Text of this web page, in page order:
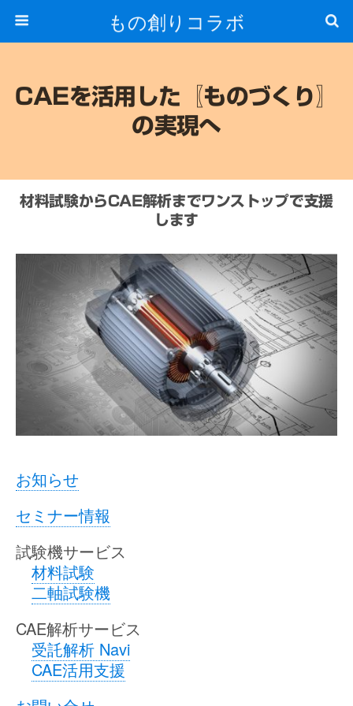
もの創りコラボ
CAEを活用した〖ものづくり〗
の実現へ
材料試験からCAE解析までワンストップで支援
します
お知らせ
セミナー情報
試験機サービス
材料試験
二軸試験機
CAE解析サービス
受託解析 Navi
CAE活用支援